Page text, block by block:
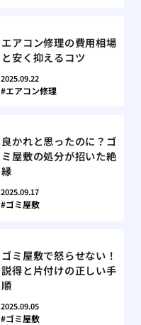
エアコン修理の費用相場
と安く抑えるコツ
2025.09.22
エアコン修理
良かれと思ったのに？ゴ
ミ屋敷の処分が招いた絶
縁
2025.09.17
ゴミ屋敷
ゴミ屋敷で怒らせない！
説得と片付けの正しい手
順
2025.09.05
ゴミ屋敷